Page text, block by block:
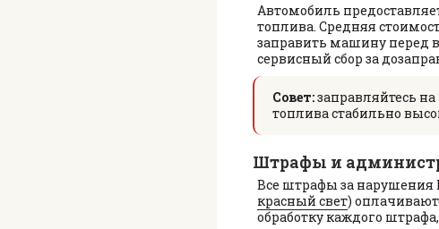
Автомобиль
топлива. Средняя
заправить машину перед
сервисный сбор за
Совет:заправляйтесь на
топлива стабильно
Штрафы и
Все штрафы за нарушения
красный свет)
обработку каждого